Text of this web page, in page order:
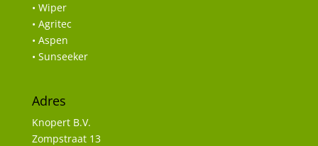
• Wiper
• Agritec
• Aspen
• Sunseeker
Adres
Knopert B.V.
Zompstraat 13